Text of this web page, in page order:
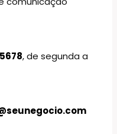
, de segunda a